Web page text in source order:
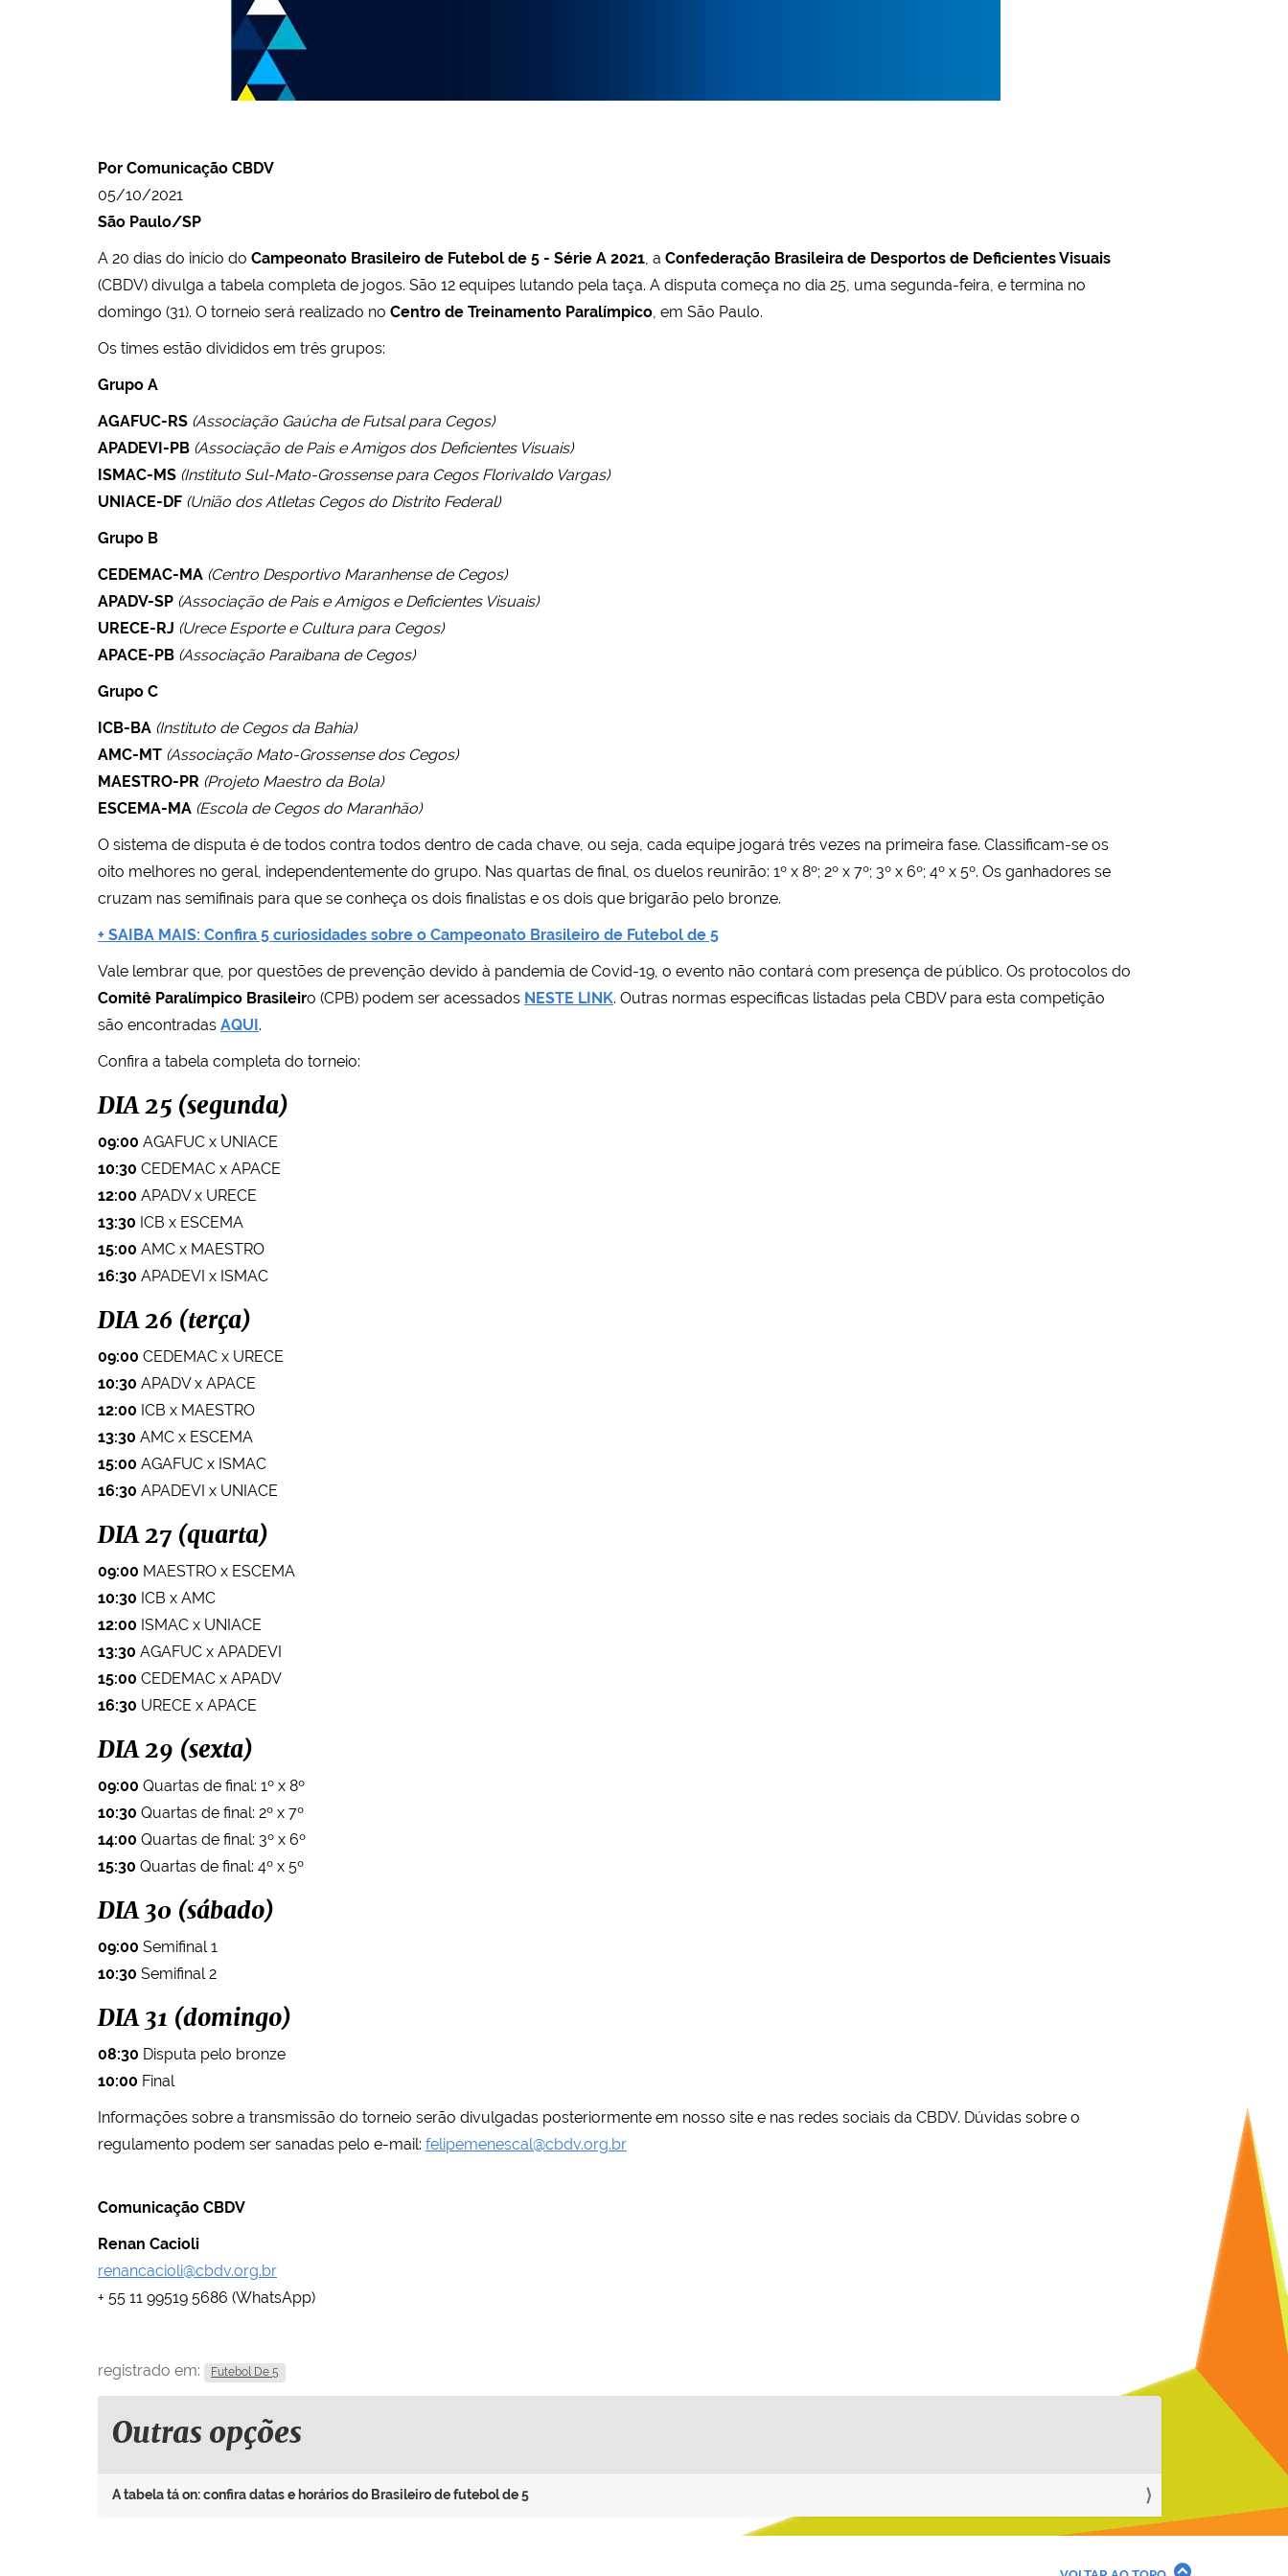
Por Comunicação CBDV
05/10/2021
São Paulo/SP
A 20 dias do início do Campeonato Brasileiro de Futebol de 5 - Série A 2021, a Confederação Brasileira de Desportos de Deficientes Visuais
(CBDV) divulga a tabela completa de jogos. São 12 equipes lutando pela taça. A disputa começa no dia 25, uma segunda-feira, e termina no
domingo (31). O torneio será realizado no Centro de Treinamento Paralímpico, em São Paulo.
Os times estão divididos em três grupos:
Grupo A
AGAFUC-RS (Associação Gaúcha de Futsal para Cegos)
APADEVI-PB (Associação de Pais e Amigos dos Deficientes Visuais)
ISMAC-MS (Instituto Sul-Mato-Grossense para Cegos Florivaldo Vargas)
UNIACE-DF (União dos Atletas Cegos do Distrito Federal)
Grupo B
CEDEMAC-MA (Centro Desportivo Maranhense de Cegos)
APADV-SP (Associação de Pais e Amigos e Deficientes Visuais)
URECE-RJ (Urece Esporte e Cultura para Cegos)
APACE-PB (Associação Paraibana de Cegos)
Grupo C
ICB-BA (Instituto de Cegos da Bahia)
AMC-MT (Associação Mato-Grossense dos Cegos)
MAESTRO-PR (Projeto Maestro da Bola)
ESCEMA-MA (Escola de Cegos do Maranhão)
O sistema de disputa é de todos contra todos dentro de cada chave, ou seja, cada equipe jogará três vezes na primeira fase. Classificam-se os
oito melhores no geral, independentemente do grupo. Nas quartas de final, os duelos reunirão: 1º x 8º; 2º x 7º; 3º x 6º; 4º x 5º. Os ganhadores se
cruzam nas semifinais para que se conheça os dois finalistas e os dois que brigarão pelo bronze.
+ SAIBA MAIS: Confira 5 curiosidades sobre o Campeonato Brasileiro de Futebol de 5
Vale lembrar que, por questões de prevenção devido à pandemia de Covid-19, o evento não contará com presença de público. Os protocolos do
Comitê Paralímpico Brasileiro (CPB) podem ser acessados NESTE LINK. Outras normas específicas listadas pela CBDV para esta competição
são encontradas AQUI.
Confira a tabela completa do torneio:
DIA 25 (segunda)
09:00 AGAFUC x UNIACE
10:30 CEDEMAC x APACE
12:00 APADV x URECE
13:30 ICB x ESCEMA
15:00 AMC x MAESTRO
16:30 APADEVI x ISMAC
DIA 26 (terça)
09:00 CEDEMAC x URECE
10:30 APADV x APACE
12:00 ICB x MAESTRO
13:30 AMC x ESCEMA
15:00 AGAFUC x ISMAC
16:30 APADEVI x UNIACE
DIA 27 (quarta)
09:00 MAESTRO x ESCEMA
10:30 ICB x AMC
12:00 ISMAC x UNIACE
13:30 AGAFUC x APADEVI
15:00 CEDEMAC x APADV
16:30 URECE x APACE
DIA 29 (sexta)
09:00 Quartas de final: 1º x 8º
10:30 Quartas de final: 2º x 7º
14:00 Quartas de final: 3º x 6º
15:30 Quartas de final: 4º x 5º
DIA 30 (sábado)
09:00 Semifinal 1
10:30 Semifinal 2
DIA 31 (domingo)
08:30 Disputa pelo bronze
10:00 Final
Informações sobre a transmissão do torneio serão divulgadas posteriormente em nosso site e nas redes sociais da CBDV. Dúvidas sobre o
regulamento podem ser sanadas pelo e-mail: felipemenescal@cbdv.org.br
Comunicação CBDV
Renan Cacioli
renancacioli@cbdv.org.br
+ 55 11 99519 5686 (WhatsApp)
registrado em: Futebol De 5
Outras opções
A tabela tá on: confira datas e horários do Brasileiro de futebol de 5